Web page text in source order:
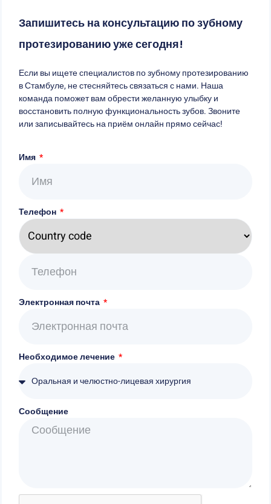
Запишитесь на консультацию по зубному
протезированию уже сегодня!
Если вы ищете специалистов по зубному протезированию
в Стамбуле, не стесняйтесь связаться с нами. Наша
команда поможет вам обрести желанную улыбку и
восстановить полную функциональность зубов. Звоните
или записывайтесь на приём онлайн прямо сейчас!
Имя
Телефон
Электронная почта
Необходимое лечение
Сообщение